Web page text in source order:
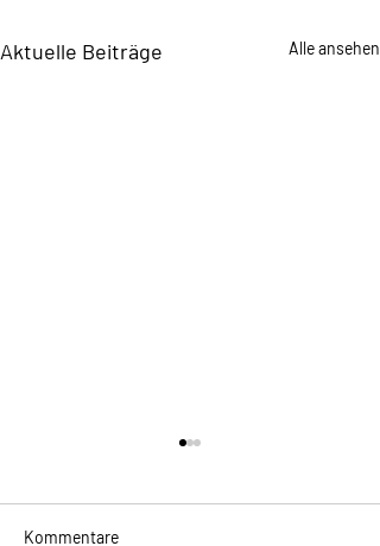
Aktuelle Beiträge Alle ansehen
Kommentare